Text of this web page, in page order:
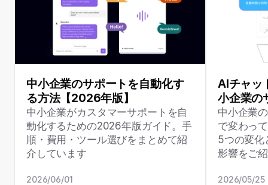
中小企業のサポートを自動化す
る方法【2026年版】
中小企業がカスタマーサポートを自
動化するための2026年版ガイド。手
順・費用・ツール選びをまとめて紹
介しています
2026/06/01
AIチャッ
小企業の
中小企業
で変わっ
5つの変化
影響をご
2026/05/25